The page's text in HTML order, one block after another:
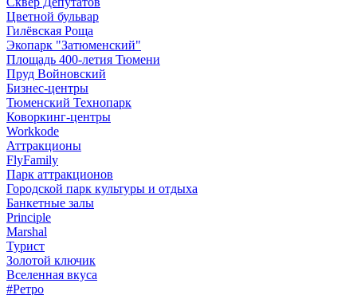
Цветной бульвар
Гилёвская Роща
Экопарк "Затюменский"
Площадь 400-летия Тюмени
Пруд Войновский
Бизнес-центры
Тюменский Технопарк
Коворкинг-центры
Workkode
Аттракционы
FlyFamily
Парк аттракционов
Городской парк культуры и отдыха
Банкетные залы
Principle
Marshal
Турист
Золотой ключик
Вселенная вкуса
#Ретро